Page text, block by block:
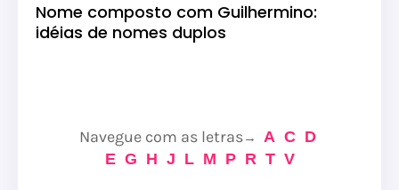
Nome composto com Guilhermino:
idéias de nomes duplos
Navegue com as letras→ A C D
E G H J L M P R T V